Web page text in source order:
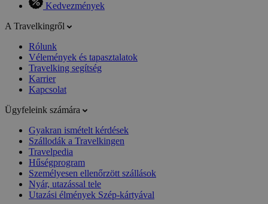
Kedvezmények
A Travelkingről
Rólunk
Vélemények és tapasztalatok
Travelking segítség
Karrier
Kapcsolat
Ügyfeleink számára
Gyakran ismételt kérdések
Szállodák a Travelkingen
Travelpedia
Hűségprogram
Személyesen ellenőrzött szállások
Nyár, utazással tele
Utazási élmények Szép-kártyával